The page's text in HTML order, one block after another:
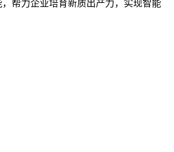
帮力企业培育新质出产力，实现智能